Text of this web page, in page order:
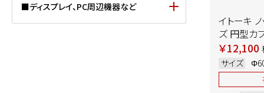
■ディスプレイ、PC周辺機器など
イトーキ
ズ 円型カ
06CJT-
板：トリ
脚：ブラ
➉
￥12,100
サイズ